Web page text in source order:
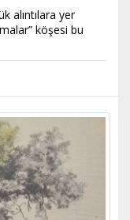
alıntılara yer
köşesi bu